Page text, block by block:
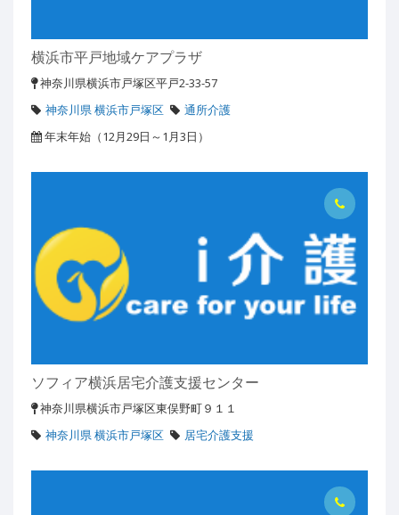
横浜市平戸地域ケアプラザ
神奈川県横浜市戸塚区平戸2-33-57
神奈川県 横浜市戸塚区
通所介護
年末年始（12月29日～1月3日）
ソフィア横浜居宅介護支援センター
神奈川県横浜市戸塚区東俣野町９１１
神奈川県 横浜市戸塚区
居宅介護支援